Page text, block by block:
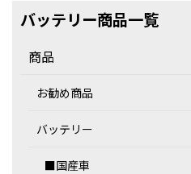
バッテリー商品一覧
商品
お勧め商品
バッテリー
■国産車